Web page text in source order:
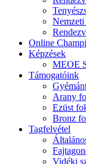
Online
Képzések
MEOE
Támogatóink
Arany
Ezüst
Bronz
Tagfelvétel
Vidéki